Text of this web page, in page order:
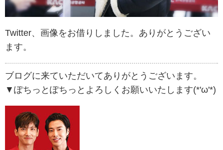
Twitter、画像をお借りしました。ありがとうござい
ます。
ブログに来ていただいてありがとうございます。
▼ぽちっとぽちっとよろしくお願いいたします(*'ω'*)